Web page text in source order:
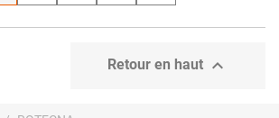
Retour en haut 